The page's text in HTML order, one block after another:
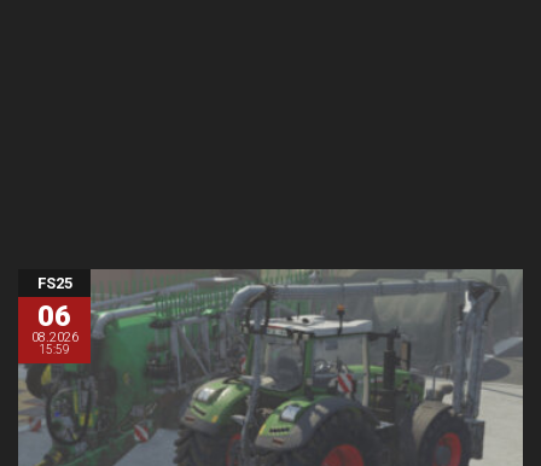
FS25
06
08.2026
15:59